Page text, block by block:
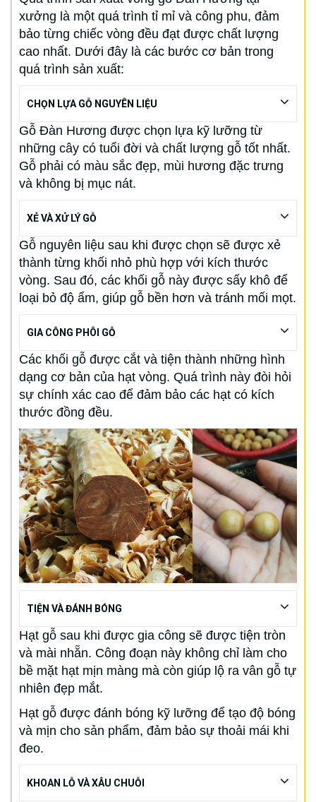
xưởng là một quá trình tỉ mỉ và công phu, đảm
bảo từng chiếc vòng đều đạt được chất lượng
cao nhất. Dưới đây là các bước cơ bản trong
quá trình sản xuất:
CHỌN LỰA GỖ NGUYÊN LIỆU
Gỗ Đàn Hương được chọn lựa kỹ lưỡng từ
những cây có tuổi đời và chất lượng gỗ tốt nhất.
Gỗ phải có màu sắc đẹp, mùi hương đặc trưng
và không bị mục nát.
XẺ VÀ XỬ LÝ GỖ
Gỗ nguyên liệu sau khi được chọn sẽ được xẻ
thành từng khối nhỏ phù hợp với kích thước
vòng. Sau đó, các khối gỗ này được sấy khô để
loại bỏ độ ẩm, giúp gỗ bền hơn và tránh mối mọt.
GIA CÔNG PHÔI GỖ
Các khối gỗ được cắt và tiện thành những hình
dạng cơ bản của hạt vòng. Quá trình này đòi hỏi
sự chính xác cao để đảm bảo các hạt có kích
thước đồng đều.
TIỆN VÀ ĐÁNH BÓNG
Hạt gỗ sau khi được gia công sẽ được tiện tròn
và mài nhẵn. Công đoạn này không chỉ làm cho
bề mặt hạt mịn màng mà còn giúp lộ ra vân gỗ tự
nhiên đẹp mắt.
Hạt gỗ được đánh bóng kỹ lưỡng để tạo độ bóng
và mịn cho sản phẩm, đảm bảo sự thoải mái khi
đeo.
KHOAN LỖ VÀ XÂU CHUỖI